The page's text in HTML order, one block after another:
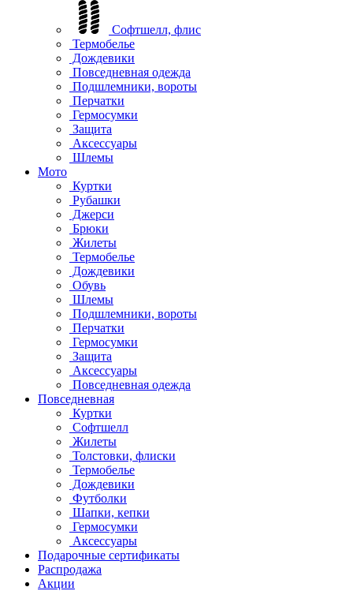
Софтшелл, флис
Термобелье
Дождевики
Повседневная одежда
Подшлемники, вороты
Перчатки
Гермосумки
Защита
Аксессуары
Шлемы
Мото
Куртки
Рубашки
Джерси
Брюки
Жилеты
Термобелье
Дождевики
Обувь
Шлемы
Подшлемники, вороты
Перчатки
Гермосумки
Защита
Аксессуары
Повседневная одежда
Повседневная
Куртки
Софтшелл
Жилеты
Толстовки, флиски
Термобелье
Дождевики
Футболки
Шапки, кепки
Гермосумки
Аксессуары
Подарочные сертификаты
Распродажа
Акции